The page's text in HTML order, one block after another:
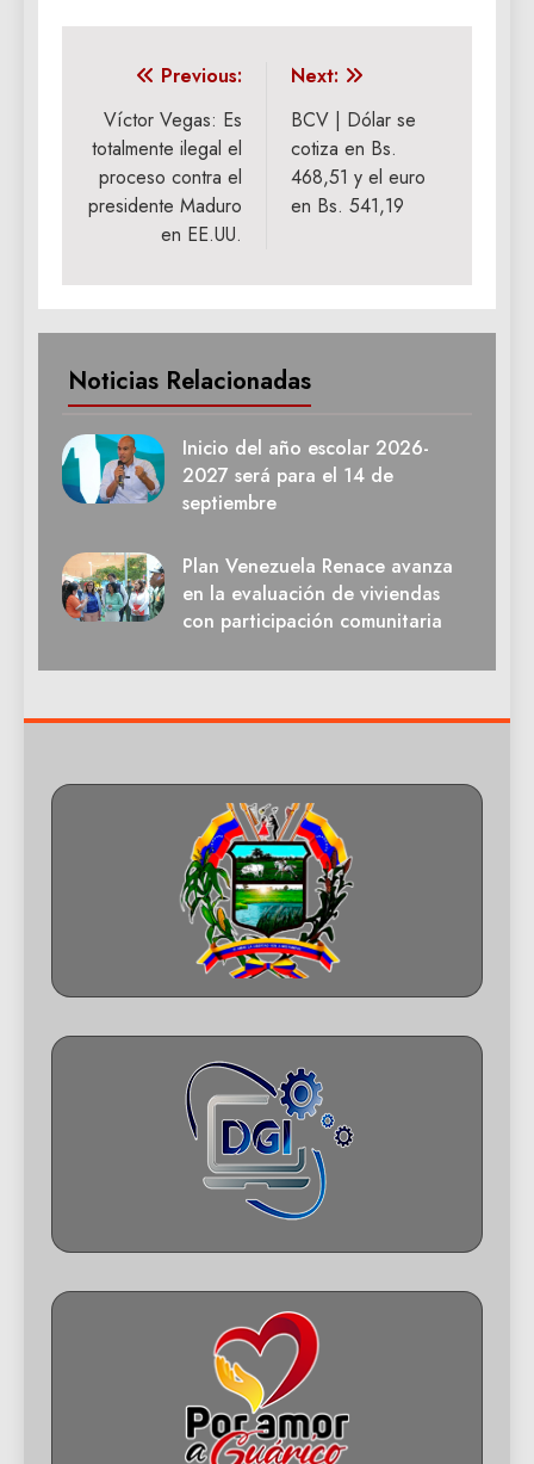
Navegación
de
entradas
Previous:
Víctor Vegas: Es
totalmente ilegal el
proceso contra el
presidente Maduro
en EE.UU.
Next:
BCV | Dólar se
cotiza en Bs.
468,51 y el euro
en Bs. 541,19
Noticias Relacionadas
Inicio del año escolar 2026-
2027 será para el 14 de
septiembre
Plan Venezuela Renace avanza
en la evaluación de viviendas
con participación comunitaria